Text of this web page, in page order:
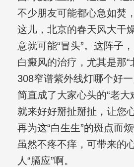
不少朋友可能都心急如焚
这儿，北京的春天风大干
意就可能“冒头”。这阵子
白癜风的治疗，尤其是那“
308窄谱紫外线灯哪个好一
简直成了大家心头的“老大
就来好好掰扯掰扯，让您
再为这“白生生”的斑点而
虽然不疼不痒，可带来的
人“膈应”啊。